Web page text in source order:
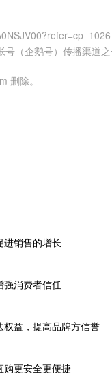
号（企鹅号）传播渠道
删除。
进销售的增长
强消费者信任
益，提高品牌方信誉
购更安全更便捷